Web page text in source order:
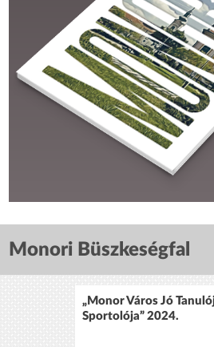
Monori Büszkeségfal
„Monor Város Jó
Sportolója” 2024.